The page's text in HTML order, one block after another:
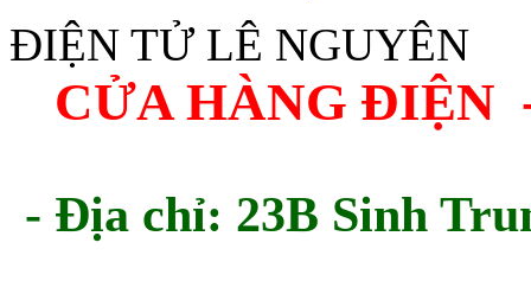
ĐIỆN TỬ LÊ NGUYÊN
CỬA HÀNG ĐIỆN
- Địa chỉ: 23B Sinh